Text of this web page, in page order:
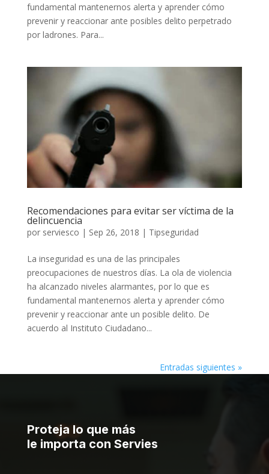
fundamental mantenernos alerta y aprender cómo
prevenir y reaccionar ante posibles delito perpetrado
por ladrones. Para...
Recomendaciones para evitar ser víctima de la
delincuencia
por serviesco | Sep 26, 2018 | Tipseguridad
La inseguridad es una de las principales
preocupaciones de nuestros días. La ola de violencia
ha alcanzado niveles alarmantes, por lo que es
fundamental mantenernos alerta y aprender cómo
prevenir y reaccionar ante un posible delito. De
acuerdo al Instituto Ciudadano...
Entradas siguientes »
Proteja lo que más
le importa con Servies